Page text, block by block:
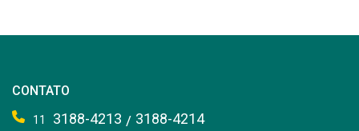
CONTATO
11 3188-4213 / 3188-4214